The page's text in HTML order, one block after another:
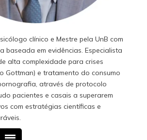
clínico e Mestre pela UnB com
baseada em evidências. Especialista
alta complexidade para crises
Gottman) e tratamento do consumo
através de protocolo
pacientes e casais a superarem
com estratégias científicas e